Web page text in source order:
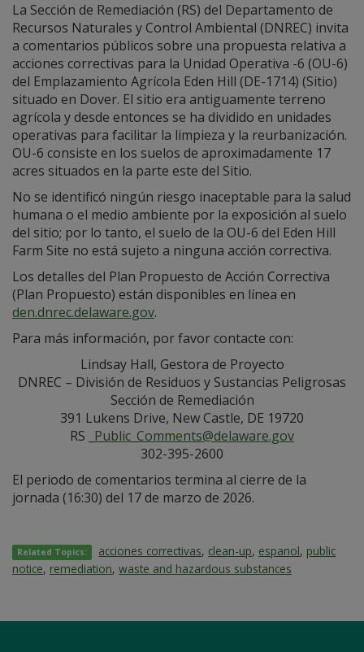
La Sección de Remediación (RS) del Departamento de
Recursos Naturales y Control Ambiental (DNREC) invita
a comentarios públicos sobre una propuesta relativa a
acciones correctivas para la Unidad Operativa -6 (OU-6)
del Emplazamiento Agrícola Eden Hill (DE-1714) (Sitio)
situado en Dover. El sitio era antiguamente terreno
agrícola y desde entonces se ha dividido en unidades
operativas para facilitar la limpieza y la reurbanización.
OU-6 consiste en los suelos de aproximadamente 17
acres situados en la parte este del Sitio.
No se identificó ningún riesgo inaceptable para la salud
humana o el medio ambiente por la exposición al suelo
del sitio; por lo tanto, el suelo de la OU-6 del Eden Hill
Farm Site no está sujeto a ninguna acción correctiva.
Los detalles del Plan Propuesto de Acción Correctiva
(Plan Propuesto) están disponibles en línea en
den.dnrec.delaware.gov.
Para más información, por favor contacte con:
Lindsay Hall, Gestora de Proyecto
DNREC – División de Residuos y Sustancias Peligrosas
Sección de Remediación
391 Lukens Drive, New Castle, DE 19720
RS _Public_Comments@delaware.gov
302-395-2600
El periodo de comentarios termina al cierre de la
jornada (16:30) del 17 de marzo de 2026.
Related Topics: acciones correctivas, clean-up, espanol, public
notice, remediation, waste and hazardous substances